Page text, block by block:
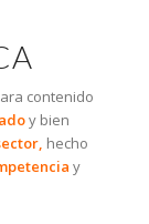
contenido
y bien
hecho
y